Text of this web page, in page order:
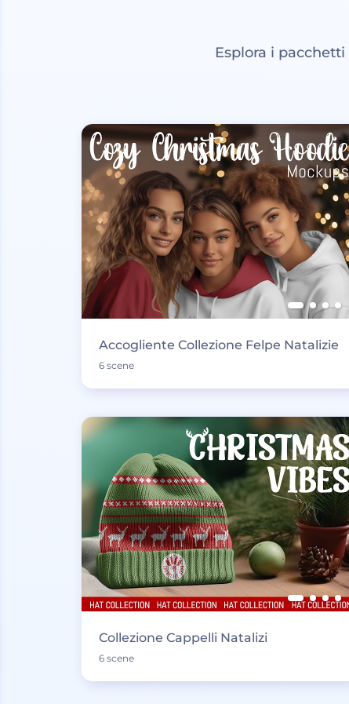
Esplora i
Accogliente Collezione Felpe Natalizie
6 scene
Collezione Cappelli Natalizi
6 scene